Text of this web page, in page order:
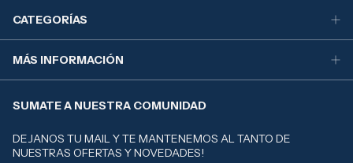
CATEGORÍAS
MÁS INFORMACIÓN
SUMATE A NUESTRA COMUNIDAD
DEJANOS TU MAIL Y TE MANTENEMOS AL TANTO DE
NUESTRAS OFERTAS Y NOVEDADES!